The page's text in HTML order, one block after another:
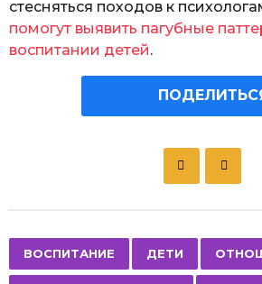
стесняться походов к
помогут выявить пагубные
воспитании детей.
a
ВОСПИТАНИЕ ДЕТИ